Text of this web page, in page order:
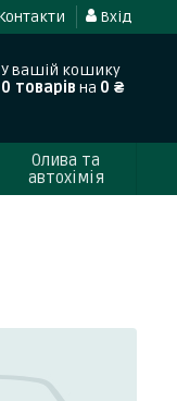
Вхід
У вашій кошику
0 товарів на 0 ₴
Олива та
автохімія